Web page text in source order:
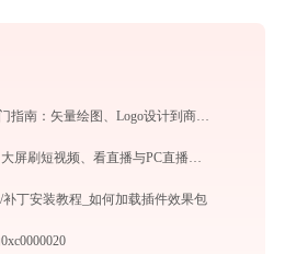
Adobe Illustrator完全入门指南：矢量绘图、Logo设计到商业插画的必备工具详解
快手电脑版使用教程：大屏刷短视频、看直播与PC直播伴侣一站式指南
丁安装教程_如何加载插件效果包